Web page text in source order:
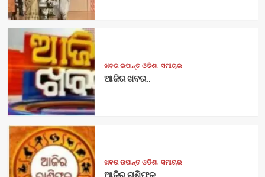
ଖବର ଉପାନ୍ତ ଓଡିଶା ସମାଚାର
ଆଜିର ଖବର..
ଖବର ଉପାନ୍ତ ଓଡିଶା ସମାଚାର